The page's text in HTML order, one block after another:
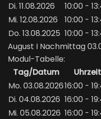
Di. 11.08.2026
10:00 -
Mi. 12.08.2026
10:00 -
Do. 13.08.2025 10:00 -
August I Nachmittag
Modul-Tabelle:
Tag/Datum
Uhrzeit
Mo. 03.08.202616:00 -
Di. 04.08.2026 16:00 -
Mi. 05.08.2026 16:00 -